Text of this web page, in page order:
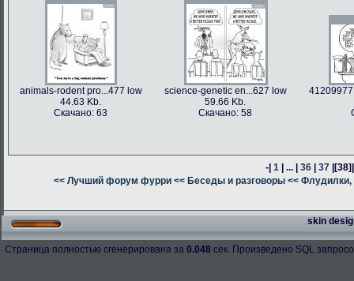
animals-rodent pro...477 low
44.63 Kb.
Скачано: 63
science-genetic en...627 low
59.66 Kb.
Скачано: 58
-| 1 | ... | 36 | 37 |[38]
<< Лучший форум фурри << Беседы и разговоры << Флудилки,
skin
Страница полностью сгенерирована за 0.048 сек. Произведено SQL